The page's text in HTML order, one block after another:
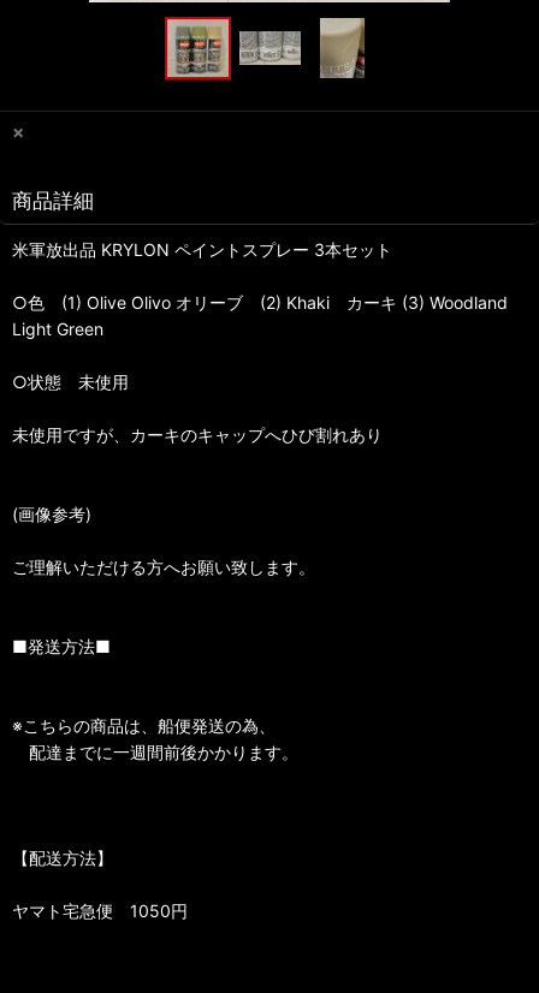
×
商品詳細
米軍放出品 KRYLON ペイントスプレー 3本セット
○色 (1) Olive Olivo オリーブ (2) Khaki カーキ (3) Woodland
Light Green
○状態 未使用
未使用ですが、カーキのキャップへひび割れあり
(画像参考)
ご理解いただける方へお願い致します。
■発送方法■
※こちらの商品は、船便発送の為、
配達までに一週間前後かかります。
【配送方法】
ヤマト宅急便 1050円